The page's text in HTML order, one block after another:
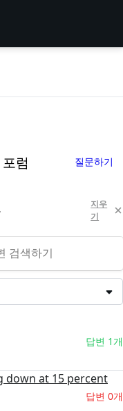
럼 질문하기
지우
기
답변 1개
down at 15 percent
답변 0개